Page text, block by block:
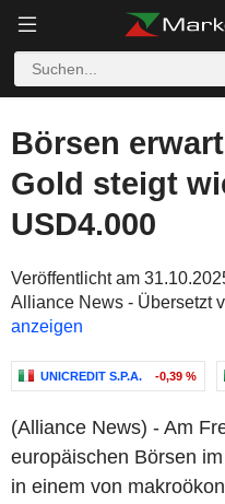
Börsen
Gold steigt
USD4.000
Veröffentlicht am
Alliance News - Übersetzt
anzeigen
UNICREDIT S.P.A. -0,39 %
(Alliance News) - Am
europäischen Börsen
in einem von